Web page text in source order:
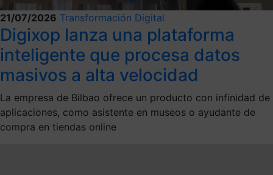
21/07/2026 Transformación Digital
Digixop lanza una plataforma
inteligente que procesa datos
masivos a alta velocidad
La empresa de Bilbao ofrece un producto con infinidad de
aplicaciones, como asistente en museos o ayudante de
compra en tiendas online